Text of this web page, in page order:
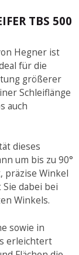
TBS 500
Hegner ist
für die
größerer
Schleiflänge
auch
dieses
um bis zu 90°
präzise Winkel
dabei bei
Winkels.
sowie in
erleichtert